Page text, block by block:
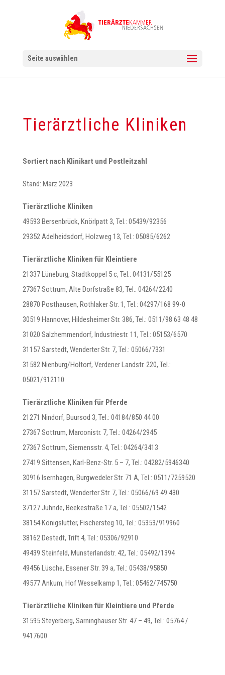
Seite auswählen
Tierärztliche Kliniken
Sortiert nach Klinikart und Postleitzahl
Stand: März 2023
Tierärztliche Kliniken
49593 Bersenbrück, Knörlpatt 3, Tel.: 05439/92356
29352 Adelheidsdorf, Holzweg 13, Tel.: 05085/6262
Tierärztliche Kliniken für Kleintiere
21337 Lüneburg, Stadtkoppel 5 c, Tel.: 04131/55125
27367 Sottrum, Alte Dorfstraße 83, Tel.: 04264/2240
28870 Posthausen, Rothlaker Str. 1, Tel.: 04297/168 99-0
30519 Hannover, Hildesheimer Str. 386, Tel.: 0511/98 63 48 48
31020 Salzhemmendorf, Industriestr. 11, Tel.: 05153/6570
31157 Sarstedt, Wenderter Str. 7, Tel.: 05066/7331
31582 Nienburg/Holtorf, Verdener Landstr. 220, Tel.:
05021/912110
Tierärztliche Kliniken für Pferde
21271 Nindorf, Buursod 3, Tel.: 04184/850 44 00
27367 Sottrum, Marconistr. 7, Tel.: 04264/2945
27367 Sottrum, Siemensstr. 4, Tel.: 04264/3413
27419 Sittensen, Karl-Benz-Str. 5 – 7, Tel.: 04282/5946340
30916 Isernhagen, Burgwedeler Str. 71 A, Tel.: 0511/7259520
31157 Sarstedt, Wenderter Str. 7, Tel.: 05066/69 49 430
37127 Jühnde, Beekestraße 17 a, Tel.: 05502/1542
38154 Königslutter, Fischersteg 10, Tel.: 05353/919960
38162 Destedt, Trift 4, Tel.: 05306/92910
49439 Steinfeld, Münsterlandstr. 42, Tel.: 05492/1394
49456 Lüsche, Essener Str. 39 a, Tel.: 05438/95850
49577 Ankum, Hof Wesselkamp 1, Tel.: 05462/745750
Tierärztliche Kliniken für Kleintiere und Pferde
31595 Steyerberg, Sarninghäuser Str. 47 – 49, Tel.: 05764 /
9417600